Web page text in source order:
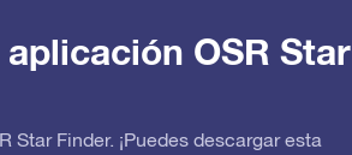
OSR Star
Finder. ¡Puedes descargar esta